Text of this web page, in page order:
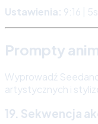
Ustawienia: 9:16 |
Prompty
Wyprowadź
artystycznych i
19. Sekwencja